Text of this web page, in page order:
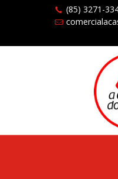
(85) 3271-